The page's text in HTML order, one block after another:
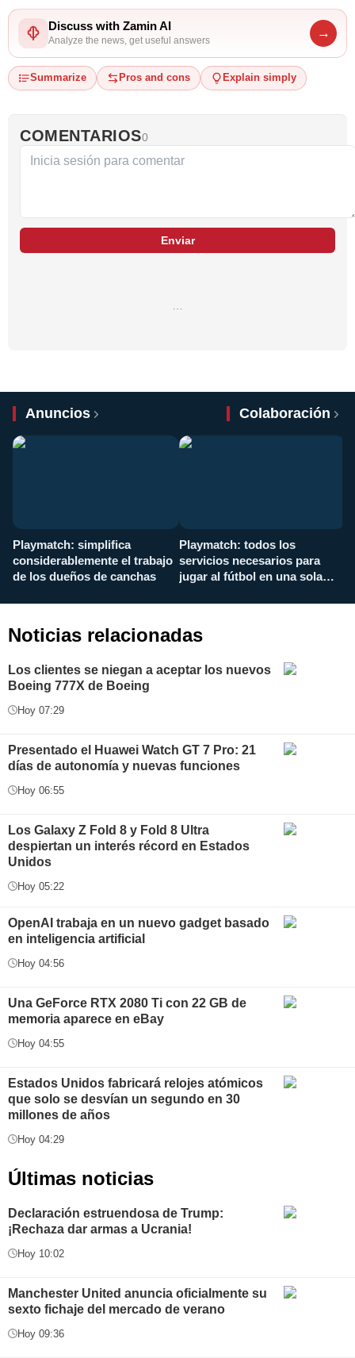
Discuss with Zamin AI
Analyze the news, get useful answers
→
Summarize Pros and cons Explain simply
COMENTARIOS0
Enviar
Anuncios Colaboración
Playmatch: simplifica
considerablemente el trabajo
de los dueños de canchas
Playmatch: todos los
servicios necesarios para
jugar al fútbol en una sola
Noticias relacionadas
Los clientes se niegan a aceptar los nuevos
Boeing 777X de Boeing
Hoy 07:29
Presentado el Huawei Watch GT 7 Pro: 21
días de autonomía y nuevas funciones
Hoy 06:55
Los Galaxy Z Fold 8 y Fold 8 Ultra
despiertan un interés récord en Estados
Unidos
Hoy 05:22
OpenAI trabaja en un nuevo gadget basado
en inteligencia artificial
Hoy 04:56
Una GeForce RTX 2080 Ti con 22 GB de
memoria aparece en eBay
Hoy 04:55
Estados Unidos fabricará relojes atómicos
que solo se desvían un segundo en 30
millones de años
Hoy 04:29
Últimas noticias
Declaración estruendosa de Trump:
¡Rechaza dar armas a Ucrania!
Hoy 10:02
Manchester United anuncia oficialmente su
sexto fichaje del mercado de verano
Hoy 09:36